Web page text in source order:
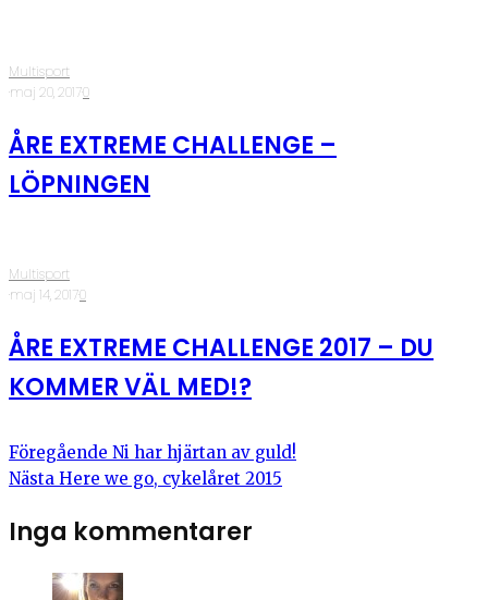
Multisport
·maj 20, 2017·0
ÅRE EXTREME CHALLENGE –
LÖPNINGEN
Multisport
·maj 14, 2017·0
ÅRE EXTREME CHALLENGE 2017 – DU
KOMMER VÄL MED!?
Föregående Ni har hjärtan av guld!
Nästa Here we go, cykelåret 2015
Inga kommentarer